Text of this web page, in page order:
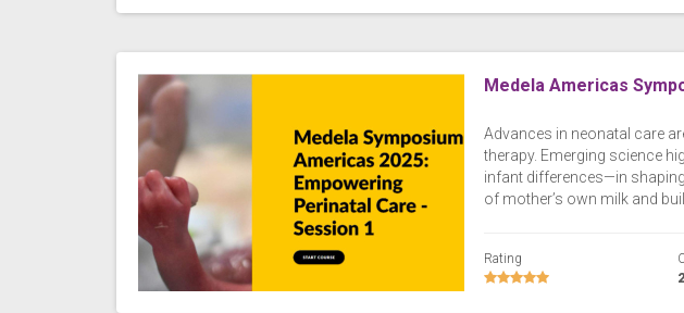
Medela Americas
Advances in neonatal care
therapy. Emerging science
infant differences—in
of mother’s own milk and
Rating